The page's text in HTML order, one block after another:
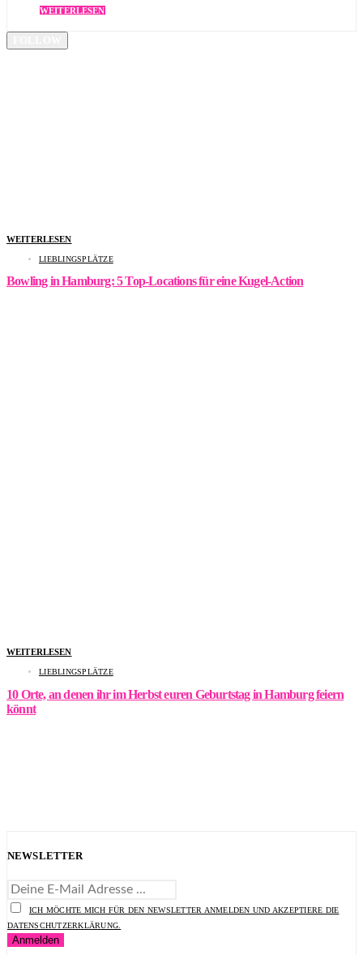
WEITERLESEN
NEWSLETTER
ICH MÖCHTE MICH FÜR DEN NEWSLETTER ANMELDEN UND AKZEPTIERE DIE
DATENSCHUTZERKLÄRUNG.
WEITERLESEN
LIEBLINGSPLÄTZE
Bowling in Hamburg: 5 Top-Locations für eine Kugel-Action
WEITERLESEN
LIEBLINGSPLÄTZE
10 Orte, an denen ihr im Herbst euren Geburtstag in Hamburg feiern
könnt